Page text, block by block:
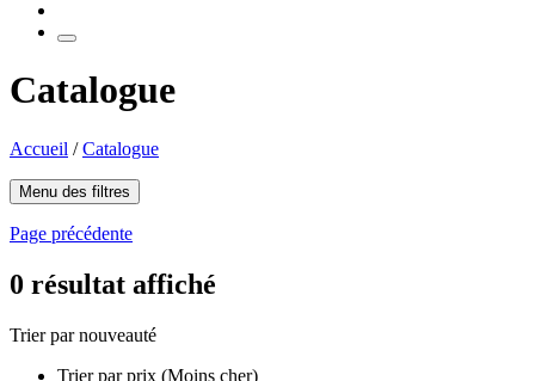
Catalogue
Accueil /Catalogue
Menu des filtres
Page précédente
0 résultat affiché
Trier par nouveauté
Trier par prix (Moins cher)